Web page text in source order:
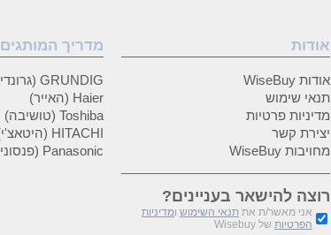
אודות
אודות WiseBuy
תנאי שימוש
מדיניות פרטיות
יצירת קשר
מחויבות WiseBuy
רוצה להישאר בעניינים?
אני מאשר/ת את תנאי השימוש ומדיניות
הפרטיות של Wisebuy
מדריך המותגים
GRUNDIG (גרונדיג)
Haier (האייר)
Toshiba (טושיבה)
HITACHI (היטאצ'י)
Panasonic (פנסוניק)